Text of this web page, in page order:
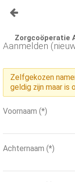
Zorgcoöperatie
Anna Zorgt
Nieuws
Lid worden
Vragen?
Aanmelden
Zelfgekozen
geldig zijn maar is
Voornaam (*)
Achternaam (*)